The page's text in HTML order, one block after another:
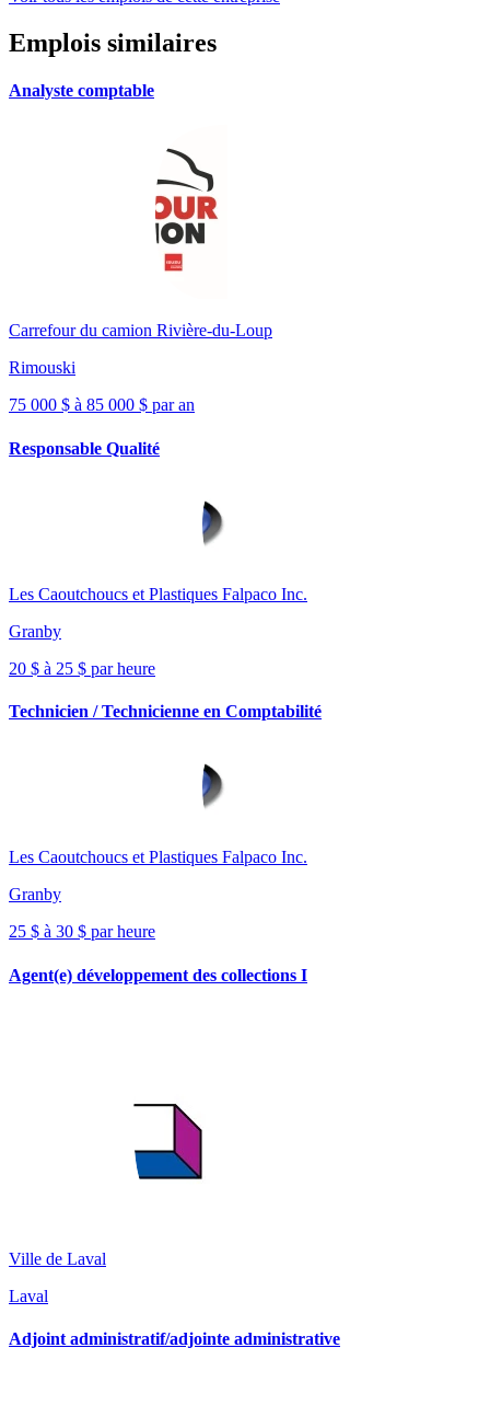
Emplois similaires
Analyste comptable
Carrefour du camion Rivière-du-Loup
Rimouski
75 000 $ à 85 000 $ par an
Responsable Qualité
Les Caoutchoucs et Plastiques Falpaco Inc.
Granby
20 $ à 25 $ par heure
Technicien / Technicienne en Comptabilité
Les Caoutchoucs et Plastiques Falpaco Inc.
Granby
25 $ à 30 $ par heure
Agent(e) développement des collections I
Ville de Laval
Laval
Adjoint administratif/adjointe administrative